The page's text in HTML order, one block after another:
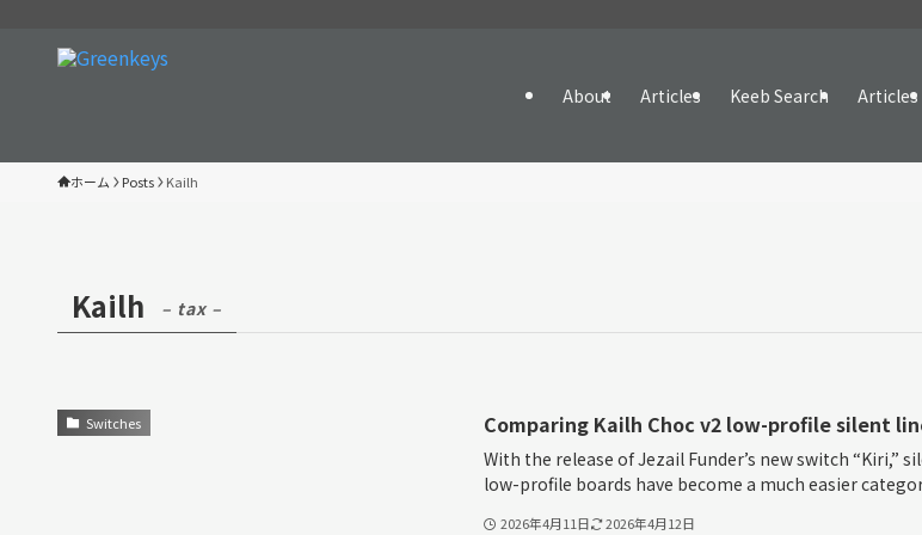
About Articles Keeb Search Articles
ホーム Posts Kailh
Kailh – tax –
Switches Comparing Kailh Choc v2 low-profile silent
With the release of Jezail Funder’s new switch “Kiri,”
low-profile boards have become a much easier
2026年4月11日 2026年4月12日